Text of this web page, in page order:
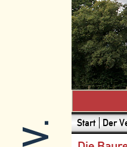
Start Der